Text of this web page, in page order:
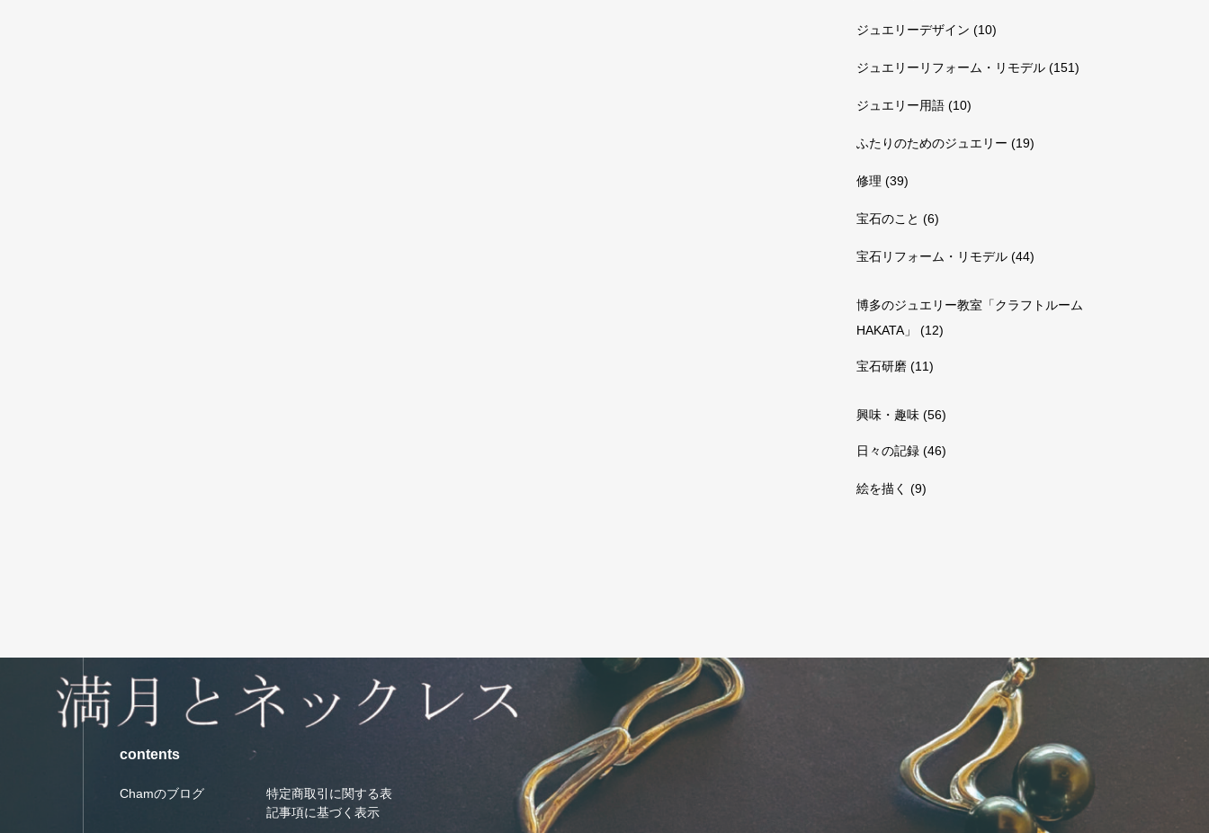
ジュエリーデザイン (10)
ジュエリーリフォーム・リモデル (151)
ジュエリー用語 (10)
ふたりのためのジュエリー (19)
修理 (39)
宝石のこと (6)
宝石リフォーム・リモデル (44)
博多のジュエリー教室「クラフトルーム
HAKATA」
(12)
宝石研磨 (11)
興味・趣味 (56)
日々の記録 (46)
絵を描く (9)
contents
Chamのブログ
特定商取引に関する表
記事項に基づく表示